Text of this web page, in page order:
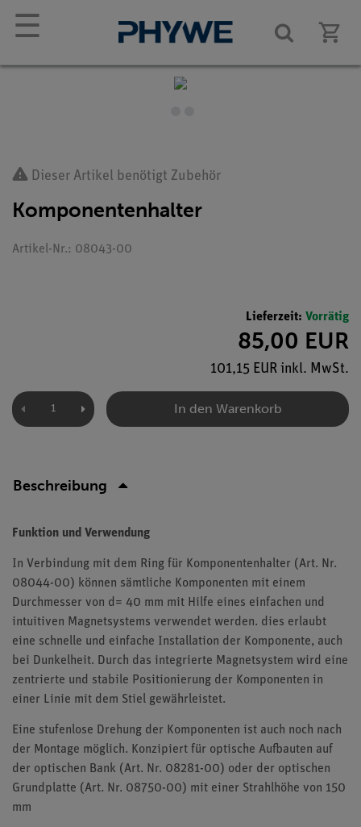
☰
Dieser Artikel benötigt Zubehör
Komponentenhalter
Artikel-Nr.: 08043-00
Lieferzeit: Vorrätig
85,00 EUR
101,15 EUR inkl. MwSt.
In den Warenkorb
Beschreibung
Funktion und Verwendung
In Verbindung mit dem Ring für Komponentenhalter (Art. Nr.
08044-00) können sämtliche Komponenten mit einem
Durchmesser von d= 40 mm mit Hilfe eines einfachen und
intuitiven Magnetsystems verwendet werden. dies erlaubt
eine schnelle und einfache Installation der Komponente, auch
bei Dunkelheit. Durch das integrierte Magnetsystem wird eine
zentrierte und stabile Positionierung der Komponenten in
einer Linie mit dem Stiel gewährleistet.
Eine stufenlose Drehung der Komponenten ist auch noch nach
der Montage möglich. Konzipiert für optische Aufbauten auf
der optischen Bank (Art. Nr. 08281-00) oder der optischen
Grundplatte (Art. Nr. 08750-00) mit einer Strahlhöhe von 150
mm